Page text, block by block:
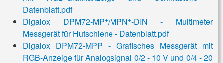
Datenblatt.pdf
Digalox DPM72-MP+/MPN+-DIN - Multimeter
Messgerät für Hutschiene - Datenblatt.pdf
Digalox DPM72-MPP - Grafisches Messgerät mit
RGB-Anzeige für Analogsignal 0/2 - 10 V und 0/4 - 20